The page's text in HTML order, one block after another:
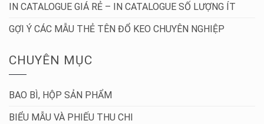
IN CATALOGUE GIÁ RẺ – IN CATALOGUE SỐ LƯỢNG ÍT
GỢI Ý CÁC MẪU THẺ TÊN ĐỔ KEO CHUYÊN NGHIỆP
CHUYÊN MỤC
BAO BÌ, HỘP SẢN PHẨM
BIỂU MẪU VÀ PHIẾU THU CHI